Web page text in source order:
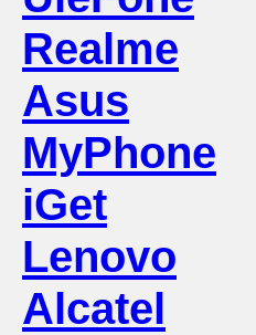
Realme
Asus
MyPhone
iGet
Lenovo
Alcatel